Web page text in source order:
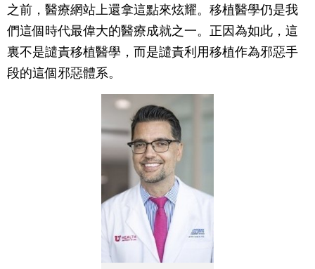
之前，醫療網站上還拿這點來炫耀。移植醫學仍是我
們這個時代最偉大的醫療成就之一。正因為如此，這
裏不是譴責移植醫學，而是譴責利用移植作為邪惡手
段的這個邪惡體系。